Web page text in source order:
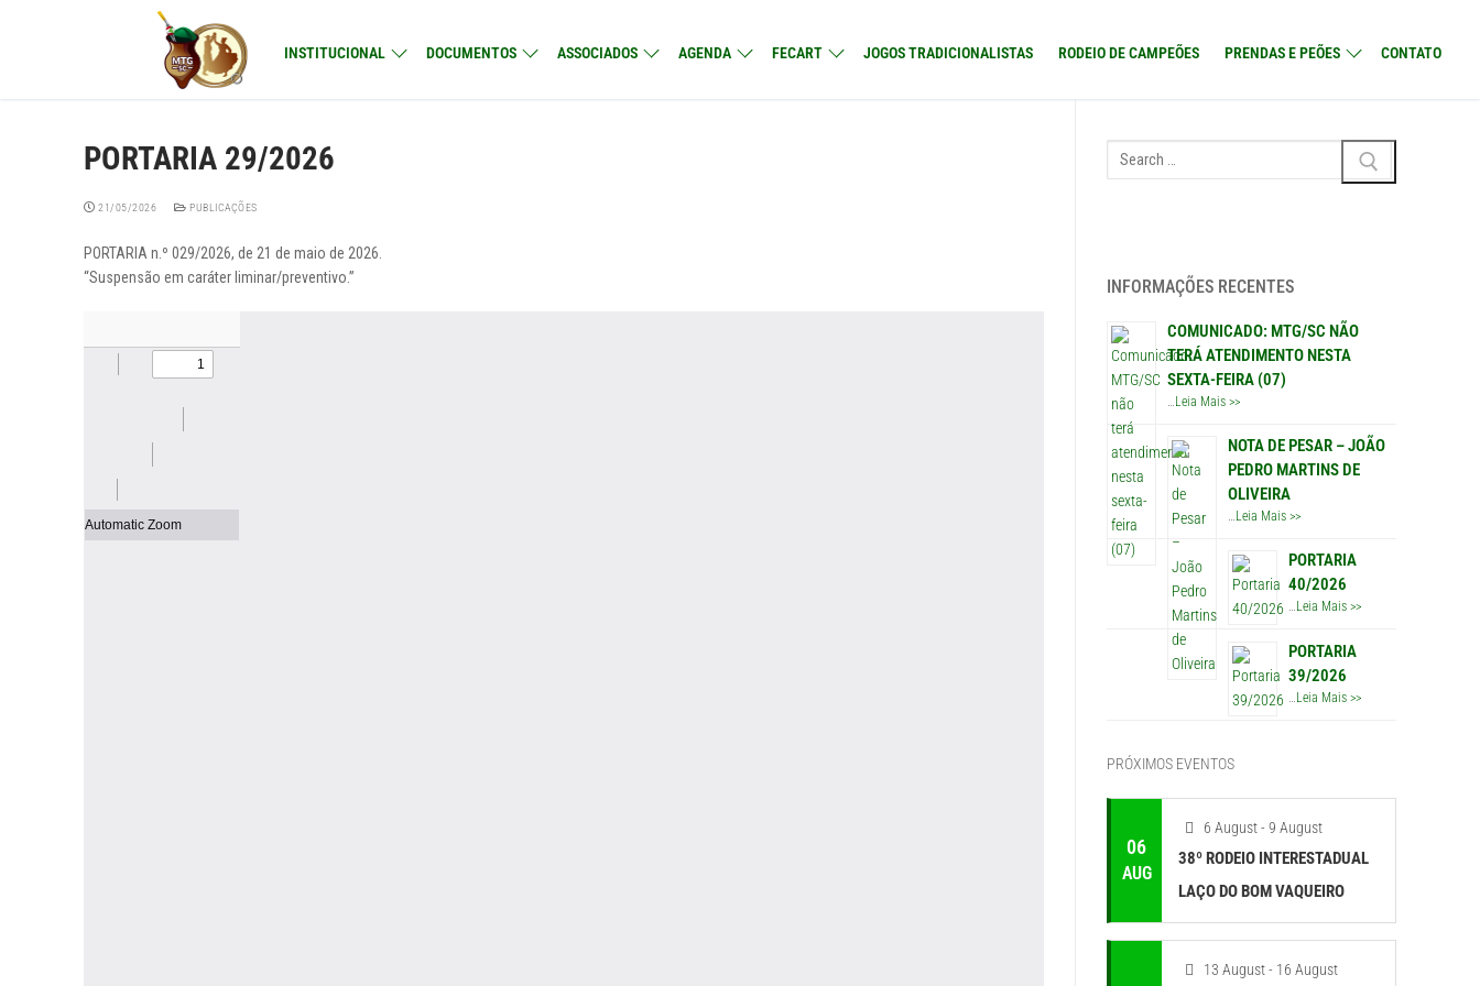
INSTITUCIONAL DOCUMENTOS ASSOCIADOS AGENDA FECART JOGOS TRADICIONALISTAS RODEIO DE CAMPEÕES PRENDAS E PEÕES CONTATO
PORTARIA 29/2026
21/05/2026 PUBLICAÇÕES
PORTARIA n.º 029/2026, de 21 de maio de 2026.
“Suspensão em caráter liminar/preventivo.”
Search
for:
INFORMAÇÕES RECENTES
COMUNICADO: MTG/SC NÃO
TERÁ ATENDIMENTO NESTA
SEXTA-FEIRA (07)
Leia Mais >>
NOTA DE PESAR – JOÃO
PEDRO MARTINS DE
OLIVEIRA
…Leia Mais >>
PORTARIA
40/2026
…Leia Mais >>
PORTARIA
39/2026
…Leia Mais >>
PRÓXIMOS EVENTOS
06
AUG
6 August - 9 August
38º RODEIO INTERESTADUAL
LAÇO DO BOM VAQUEIRO
13 August - 16 August